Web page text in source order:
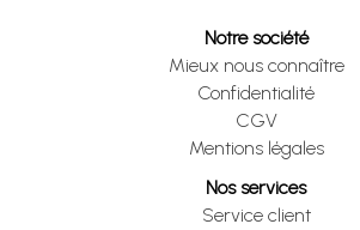
Notre société
Mieux nous connaître
Confidentialité
CGV
Mentions légales
Nos services
Service client